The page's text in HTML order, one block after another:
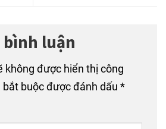
luận
không được hiển thị công
bắt buộc được đánh dấu *